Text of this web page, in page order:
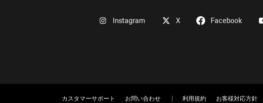
Instagram X Facebook
カスタマーサポート お問い合わせ 利用規約 お客様対応方針